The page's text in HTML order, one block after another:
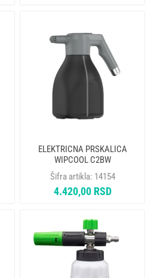
ELEKTRICNA PRSKALICA
WIPCOOL C2BW
Šifra artikla: 14154
4.420,00 RSD